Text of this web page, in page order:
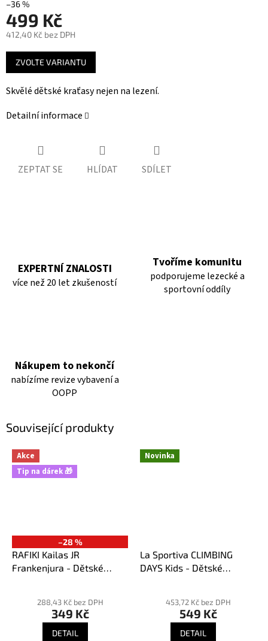
–36 %
499 Kč
412,40 Kč bez DPH
Měrná
cena:
ZVOLTE VARIANTU
Skvělé dětské kraťasy nejen na lezení.
Detailní informace
ZEPTAT SE HLÍDAT SDÍLET
EXPERTNÍ ZNALOSTI
více než 20 let zkušeností
Tvoříme komunitu
podporujeme lezecké a
sportovní oddíly
Nákupem to nekončí
nabízíme revize vybavení a
OOPP
Související produkty
Akce
Tip na dárek 🎁
–28 %
RAFIKI Kailas JR
Frankenjura - Dětské
hodnocení288,43 Kč bez DPH
349 Kč
DETAIL
Novinka
La Sportiva CLIMBING
DAYS Kids - Dětské
453,72 Kč bez DPH
549 Kč
DETAIL